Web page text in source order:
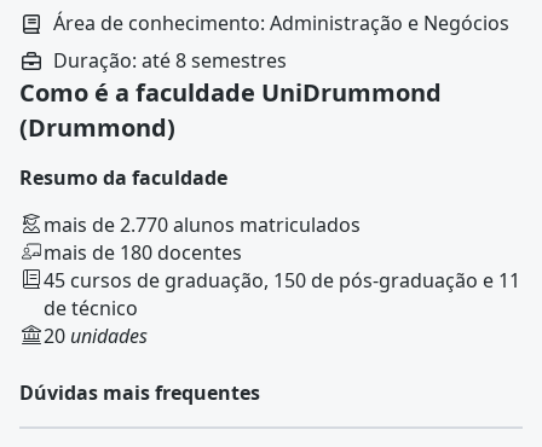
Área de conhecimento: Administração e Negócios
Duração: até 8 semestres
Como é a faculdade UniDrummond
(Drummond)
Resumo da faculdade
mais de 2.770 alunos matriculados
mais de 180 docentes
45 cursos de graduação, 150 de pós-graduação e 11
de técnico
20 unidades
Dúvidas mais frequentes